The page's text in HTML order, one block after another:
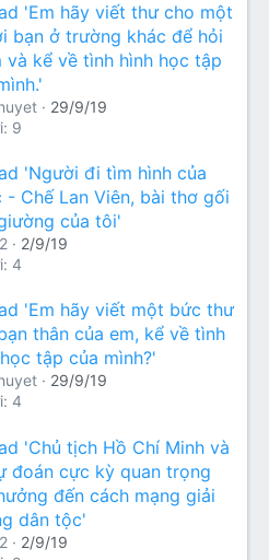
'Em hãy viết thư cho một
bạn ở trường khác để hỏi
và kể về tình hình học tập
29/9/19
9
'Người đi tìm hình của
- Chế Lan Viên, bài thơ gối
của tôi'
2/9/19
4
'Em hãy viết một bức thư
thân của em, kể về tình
tập của mình?'
29/9/19
4
'Chủ tịch Hồ Chí Minh và
đoán cực kỳ quan trọng
đến cách mạng giải
dân tộc'
2/9/19